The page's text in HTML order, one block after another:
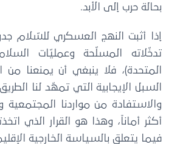
بحالة حرب إلى الأبد.
إذا أثبت النهج العسكري للسّلام
تدخّلاته المسلّحة وعمليّات
المتحدة)، فلا ينبغي أن يمنعنا
السبل الإيجابية التي تمهّد لنا
والاستفادة من مواردنا المجتمعية
أكثر أماناً، وهذا هو القرار الذي
فيما يتعلق بالسياسة الخارجية